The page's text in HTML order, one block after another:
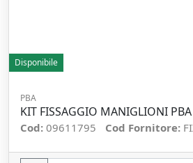
Disponibile
PBA
KIT FISSAGGIO MANIGLIONI
Cod: 09611795 Cod Fornitore: